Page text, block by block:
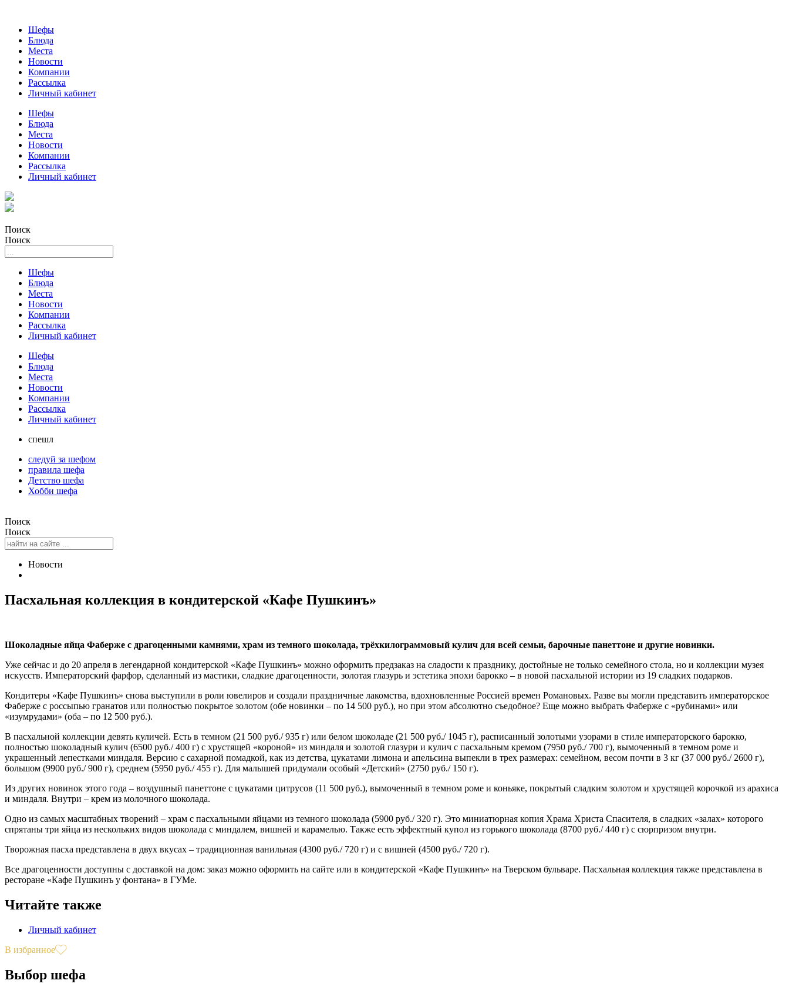
Шефы
Блюда
Места
Новости
Компании
Рассылка
Личный кабинет
Шефы
Блюда
Места
Новости
Компании
Рассылка
Личный кабинет
Поиск
Поиск
Шефы
Блюда
Места
Новости
Компании
Рассылка
Личный кабинет
Шефы
Блюда
Места
Новости
Компании
Рассылка
Личный кабинет
спешл
следуй за шефом
правила шефа
Детство шефа
Хобби шефа
Поиск
Поиск
Новости
Пасхальная коллекция в кондитерской «Кафе Пушкинъ»
Шоколадные яйца Фаберже с драгоценными камнями, храм из темного шоколада, трёхкилограммовый кулич для всей семьи, барочные панеттоне и другие новинки.
Уже сейчас и до 20 апреля в легендарной кондитерской «Кафе Пушкинъ» можно оформить предзаказ на сладости к празднику, достойные не только семейного стола, но и коллекции музея
искусств. Императорский фарфор, сделанный из мастики, сладкие драгоценности, золотая глазурь и эстетика эпохи барокко – в новой пасхальной истории из 19 сладких подарков.
Кондитеры «Кафе Пушкинъ» снова выступили в роли ювелиров и создали праздничные лакомства, вдохновленные Россией времен Романовых. Разве вы могли представить императорское
Фаберже с россыпью гранатов или полностью покрытое золотом (обе новинки – по 14 500 руб.), но при этом абсолютно съедобное? Еще можно выбрать Фаберже с «рубинами» или
«изумрудами» (оба – по 12 500 руб.).
В пасхальной коллекции девять куличей. Есть в темном (21 500 руб./ 935 г) или белом шоколаде (21 500 руб./ 1045 г), расписанный золотыми узорами в стиле императорского барокко,
полностью шоколадный кулич (6500 руб./ 400 г) с хрустящей «короной» из миндаля и золотой глазури и кулич с пасхальным кремом (7950 руб./ 700 г), вымоченный в темном роме и
украшенный лепестками миндаля. Версию с сахарной помадкой, как из детства, цукатами лимона и апельсина выпекли в трех размерах: семейном, весом почти в 3 кг (37 000 руб./ 2600 г),
большом (9900 руб./ 900 г), среднем (5950 руб./ 455 г). Для малышей придумали особый «Детский» (2750 руб./ 150 г).
Из других новинок этого года – воздушный панеттоне с цукатами цитрусов (11 500 руб.), вымоченный в темном роме и коньяке, покрытый сладким золотом и хрустящей корочкой из арахиса
и миндаля. Внутри – крем из молочного шоколада.
Одно из самых масштабных творений – храм с пасхальными яйцами из темного шоколада (5900 руб./ 320 г). Это миниатюрная копия Храма Христа Спасителя, в сладких «залах» которого
спрятаны три яйца из нескольких видов шоколада с миндалем, вишней и карамелью. Также есть эффектный купол из горького шоколада (8700 руб./ 440 г) с сюрпризом внутри.
Творожная пасха представлена в двух вкусах – традиционная ванильная (4300 руб./ 720 г) и с вишней (4500 руб./ 720 г).
Все драгоценности доступны с доставкой на дом: заказ можно оформить на сайте или в кондитерской «Кафе Пушкинъ» на Тверском бульваре. Пасхальная коллекция также представлена в
ресторане «Кафе Пушкинъ у фонтана» в ГУМе.
Читайте также
Личный кабинет
В избранное
Выбор шефа